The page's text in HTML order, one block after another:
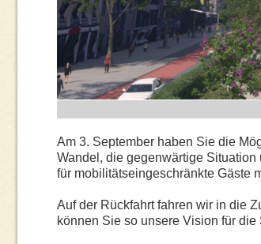
Am 3. September haben Sie die
Wandel, die gegenwärtige
für mobilitätseingeschränkte Gäste
Auf der Rückfahrt fahren wir in die
können Sie so unsere Vision für